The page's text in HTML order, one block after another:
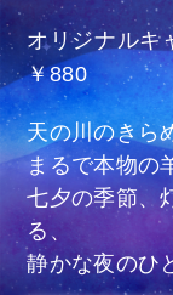
オリジナルキ
￥880
天の川のきら
まるで本物の
七夕の季節、
る、
静かな夜のひ